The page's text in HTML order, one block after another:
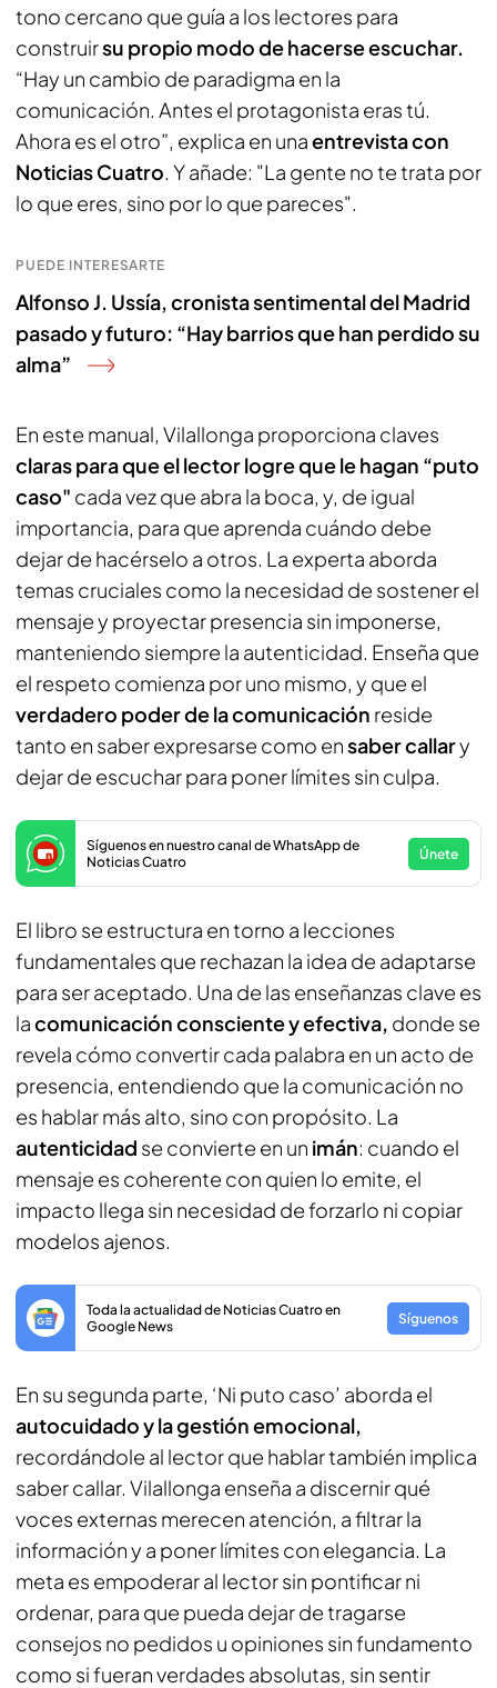
tono cercano que guía a los lectores para
construirsu propio modo de hacerse escuchar.
“Hay un cambio de paradigma en la
comunicación. Antes el protagonista eras tú.
Ahora es el otro”, explica en unaentrevista con
Noticias Cuatro. Y añade: "La gente no te trata por
lo que eres, sino por lo que pareces".
PUEDE INTERESARTE
Alfonso J. Ussía, cronista sentimental del Madrid
pasado y futuro: “Hay barrios que han perdido su
alma”
En este manual, Vilallonga proporciona claves
claras para que el lector logre que le hagan “puto
caso" cada vez que abra la boca, y, de igual
importancia, para que aprenda cuándo debe
dejar de hacérselo a otros. La experta aborda
temas cruciales como la necesidad de sostener el
mensaje y proyectar presencia sin imponerse,
manteniendo siempre la autenticidad. Enseña que
el respeto comienza por uno mismo, y que el
verdadero poder de la comunicación reside
tanto en saber expresarse como ensaber callary
dejar de escuchar para poner límites sin culpa.
Síguenos en nuestro canal de WhatsApp de
Noticias Cuatro
Únete
El libro se estructura en torno a lecciones
fundamentales que rechazan la idea de adaptarse
para ser aceptado. Una de las enseñanzas clave es
lacomunicación consciente y efectiva, donde se
revela cómo convertir cada palabra en un acto de
presencia, entendiendo que la comunicación no
es hablar más alto, sino con propósito. La
autenticidad se convierte en un imán: cuando el
mensaje es coherente con quien lo emite, el
impacto llega sin necesidad de forzarlo ni copiar
modelos ajenos.
Toda la actualidad de Noticias Cuatro en
Google News
Síguenos
En su segunda parte, ‘Ni puto caso’ aborda el
autocuidado y la gestión emocional,
recordándole al lector que hablar también implica
saber callar. Vilallonga enseña a discernir qué
voces externas merecen atención, a filtrar la
información y a poner límites con elegancia. La
meta es empoderar al lector sin pontificar ni
ordenar, para que pueda dejar de tragarse
consejos no pedidos u opiniones sin fundamento
como si fueran verdades absolutas, sin sentir